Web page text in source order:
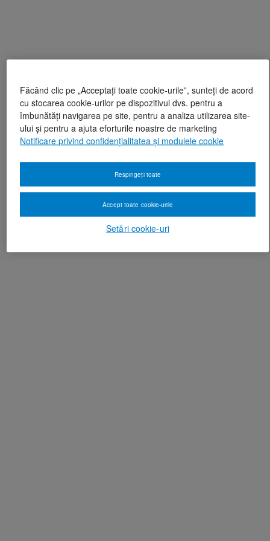
Făcând clic pe „Acceptați toate cookie-urile”, sunteți de acord
cu stocarea cookie-urilor pe dispozitivul dvs. pentru a
îmbunătăți navigarea pe site, pentru a analiza utilizarea site-
ului și pentru a ajuta eforturile noastre de marketing
Notificare privind confidențialitatea și modulele cookie
Setări cookie-uri
Respingeți toate
Accept toate cookie-urile